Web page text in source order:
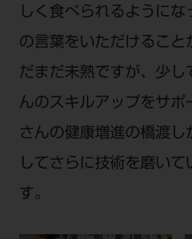
しく食べられるようにな
の言葉をいただけること
だまだ未熟ですが、少し
んのスキルアップをサポ
さんの健康増進の橋渡し
してさらに技術を磨い
す。